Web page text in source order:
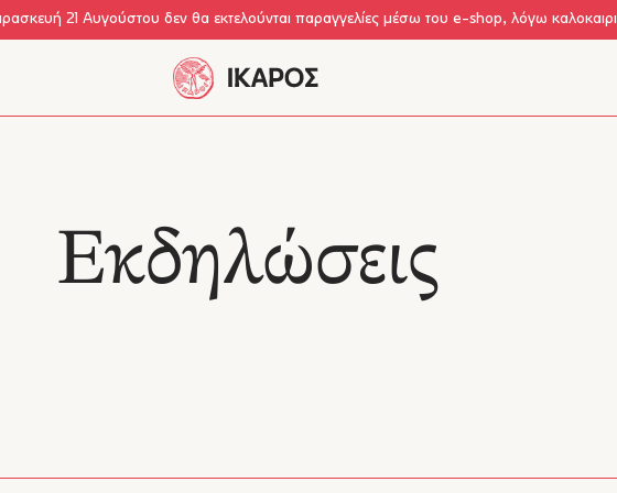
21 Αυγούστου δεν θα εκτελούνται παραγγελίες μέσω του e-shop, λόγω
Εκδηλώσεις